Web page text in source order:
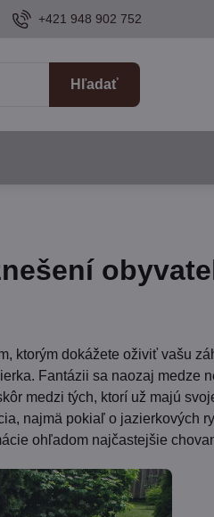
+421 948 902 752
Hľadať
ktorým dokážete oživiť vašu
Fantázii sa naozaj medze
medzi tých, ktorí už majú
najmä pokiaľ o jazierkových
ohľadom najčastejšie